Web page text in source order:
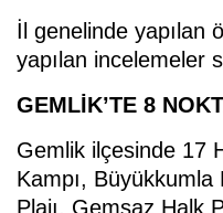
İl genelinde yapılan
yapılan incelemeler
GEMLİK’TE 8
Gemlik ilçesinde 17
Kampı, Büyükkumla
Plajı, Gemsaz Halk